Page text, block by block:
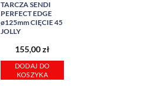
TARCZA SENDI
PERFECT EDGE
ø125mm CIĘCIE 45
JOLLY
155,00zł
DODAJ DO
KOSZYKA